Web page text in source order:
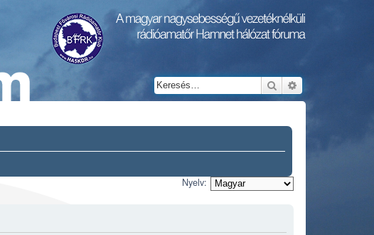
Keresés
Nyelv: